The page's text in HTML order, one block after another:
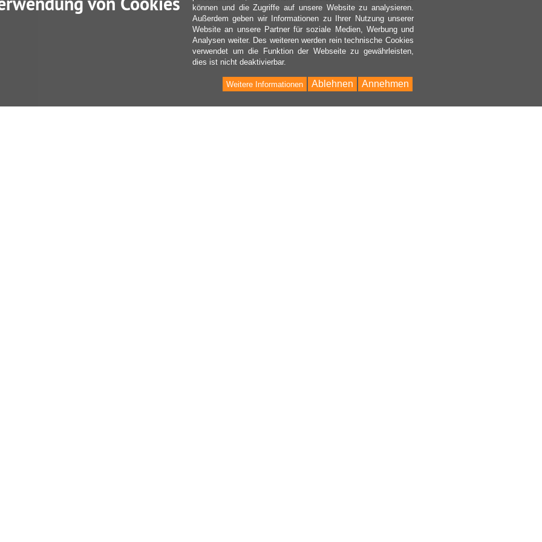
können und die Zugriffe auf unsere Website zu analysieren.
Außerdem geben wir Informationen zu Ihrer Nutzung unserer
Website an unsere Partner für soziale Medien, Werbung und
Analysen weiter. Des weiteren werden rein technische Cookies
verwendet um die Funktion der Webseite zu gewährleisten,
dies ist nicht deaktivierbar.
Annehmen
Ablehnen
Weitere Informationen